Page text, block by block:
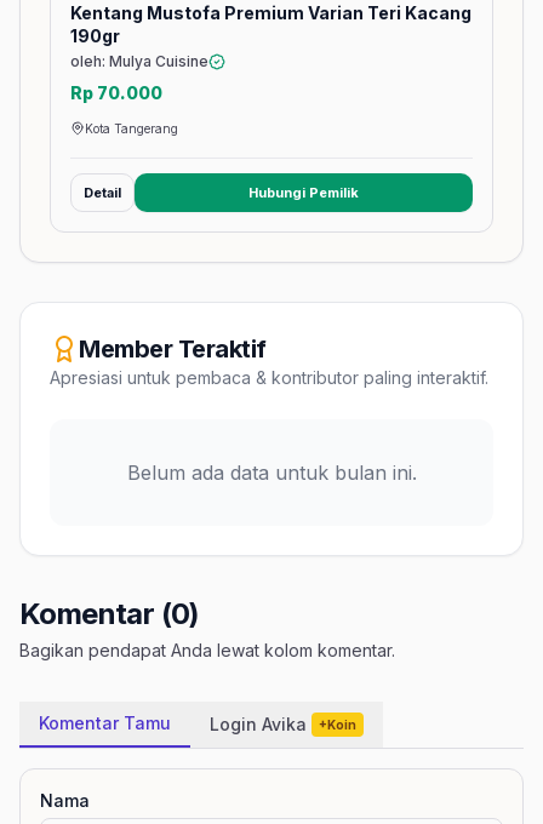
Kentang Mustofa Premium Varian Teri Kacang
190gr
oleh: Mulya Cuisine
Rp 70.000
Kota Tangerang
Detail Hubungi Pemilik(membuka tab baru)
Member Teraktif
Apresiasi untuk pembaca & kontributor paling interaktif.
Belum ada data untuk bulan ini.
Komentar (0)
Bagikan pendapat Anda lewat kolom komentar.
Komentar Tamu Login Avika +Koin
Nama